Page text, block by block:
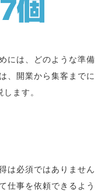
には、どのような準備
、開業から集客までに
ます。
は必須ではありません
仕事を依頼できるよう